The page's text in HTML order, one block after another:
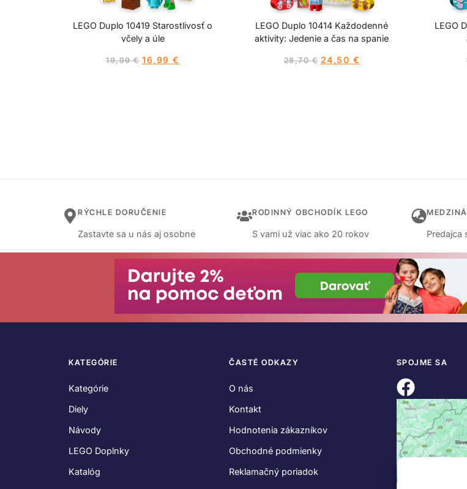
LEGO Duplo 10419 Starostlivosť o
včely a úle
19,99€ 16,99 €
LEGO Duplo 10414 Každodenné
aktivity: Jedenie a čas na spanie
28,70€ 24,50 €
LEGO
RÝCHLE DORUČENIE
Zastavte sa u nás aj osobne
RODINNÝ OBCHODÍK LEGO
S vami už viac ako 20 rokov Predajca
KATEGÓRIE
Kategórie
Diely
Návody
LEGO Doplnky
Katalóg
ČASTÉ ODKAZY
O nás
Kontakt
Hodnotenia zákazníkov
Obchodné podmienky
Reklamačný poriadok
SPOJME SA